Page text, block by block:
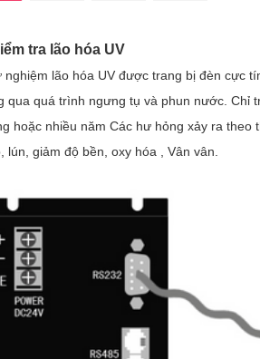
tra lão hóa UV
nghiệm lão hóa UV được trang bị đèn cực
qua quá trình ngưng tụ và phun nước. Chỉ
hoặc nhiều năm Các hư hỏng xảy ra
lún, giảm độ bền, oxy hóa , Vân vân.